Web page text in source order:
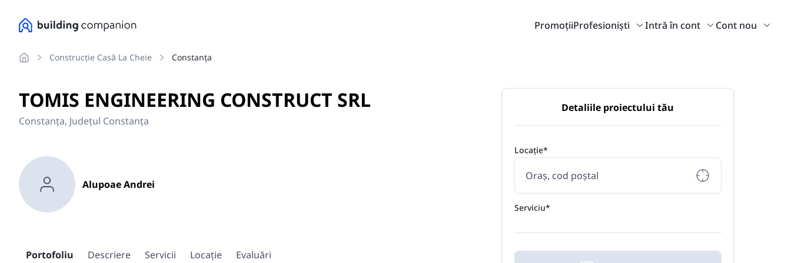
PromoțiiProfesioniști Intră în cont Cont nou
Construcție Casă La Cheie Constanța
TOMIS ENGINEERING CONSTRUCT SRL
Constanța, Județul Constanța
Alupoae Andrei
Portofoliu Descriere Servicii Locaţie Evaluări
Detaliile proiectului tău
Locație*
Serviciu*